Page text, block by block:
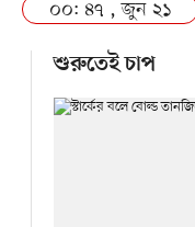
০০: ৪৭ , জুন ২১
শুরুতেই চাপ